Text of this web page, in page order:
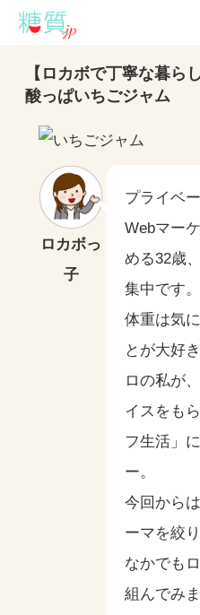
【ロカボで丁寧な暮ら
酸っぱいちごジャム
ロカボっ
子
プライベ
Webマー
める32歳
集中です。
体重は気
とが大好
ロの私が
イスをも
フ生活」
ー。
今回から
ーマを絞
なかでも
組んでみま